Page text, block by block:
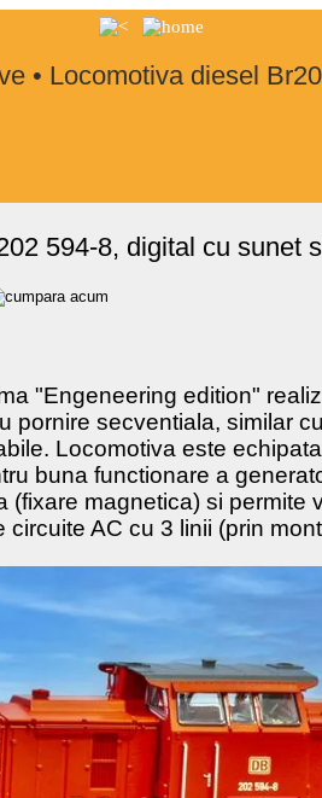
• Locomotiva diesel
594-8, digital cu sunet
"Engeneering edition"
secventiala, similar
Locomotiva este
buna functionare a
magnetica) si permite
AC cu 3 linii (prin